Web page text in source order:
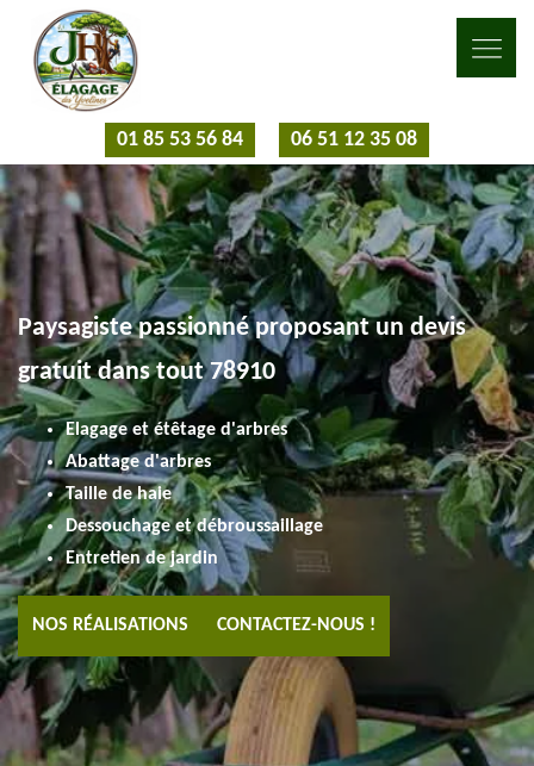
01 85 53 56 84 06 51 12 35 08
Paysagiste passionné proposant un devis
gratuit dans tout 78910
Elagage et étêtage d'arbres
Abattage d'arbres
Taille de haie
Dessouchage et débroussaillage
Entretien de jardin
NOS RÉALISATIONS CONTACTEZ-NOUS !